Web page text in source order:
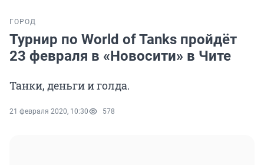
ГОРОД
Турнир по World of Tanks пройдёт
23 февраля в «Новосити» в Чите
Танки, деньги и голда.
21 февраля 2020, 10:30 578